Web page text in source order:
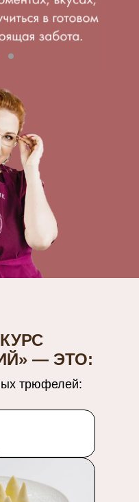
— ЭТО:
трюфелей: